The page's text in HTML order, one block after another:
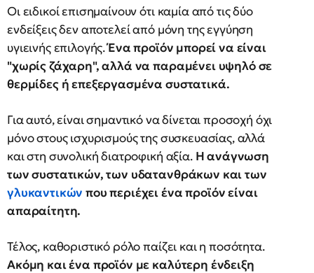
Οι ειδικοί επισημαίνουν ότι καμία από τις δύο
ενδείξεις δεν αποτελεί από μόνη της εγγύηση
υγιεινής επιλογής.Ένα προϊόν μπορεί να είναι
"χωρίς ζάχαρη", αλλά να παραμένει υψηλό σε
θερμίδες ή επεξεργασμένα συστατικά.
Για αυτό, είναι σημαντικό να δίνεται προσοχή όχι
μόνο στους ισχυρισμούς της συσκευασίας, αλλά
και στη συνολική διατροφική αξία. Η ανάγνωση
των συστατικών, των υδατανθράκων και των
γλυκαντικώνπου περιέχει ένα προϊόν είναι
απαραίτητη.
Τέλος, καθοριστικό ρόλο παίζει και η ποσότητα.
Ακόμη και ένα προϊόν με καλύτερη ένδειξη